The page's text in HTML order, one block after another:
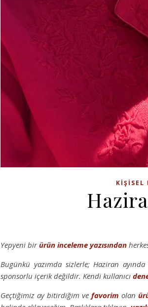
KIŞISEL
Yepyeni birürün inceleme yazısından
Bugünkü yazımda sizlerle; Haziran
sponsorlu içerik değildir. Kendi kullanıcı
Geçtiğimiz ay bitirdiğim ve favorim olan